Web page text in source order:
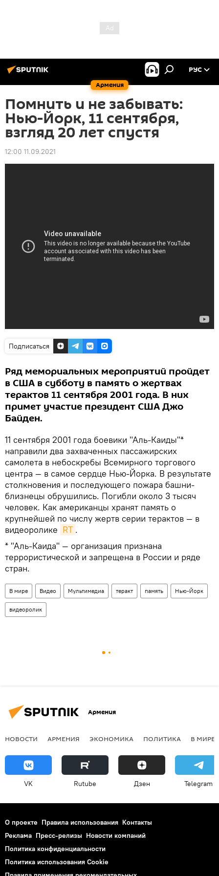
Армения
РУС
Помнить и не забывать:
Нью-Йорк, 11 сентября,
взгляд 20 лет спустя
12:00 11.09.2021
Подписаться
Ряд мемориальных мероприятий пройдет
в США в субботу в память о жертвах
терактов 11 сентября 2001 года. В них
примет участие президент США Джо
Байден.
11 сентября 2001 года боевики "Аль-Каиды"*
направили два захваченных пассажирских
самолета в небоскребы Всемирного торгового
центра — в самое сердце Нью-Йорка. В результате
столкновения и последующего пожара башни-
близнецы обрушились. Погибли около 3 тысяч
человек. Как американцы хранят память о
крупнейшей по числу жертв серии терактов — в
видеоролике RT .
* "Аль-Каида" — организация признана
террористической и запрещена в России и ряде
стран.
В мире Видео Мультимедиа теракт память Нью-Йорк
видеоролик
Армения
НОВОСТИ АРМЕНИЯ ЭКОНОМИКА ПОЛИТИКА В МИРЕ
VK Rutube Дзен Telegram
О проекте Правила использования Контакты
Реклама Пресс-релизы Новости компаний
Политика конфиденциальности
Политика использования Cookie